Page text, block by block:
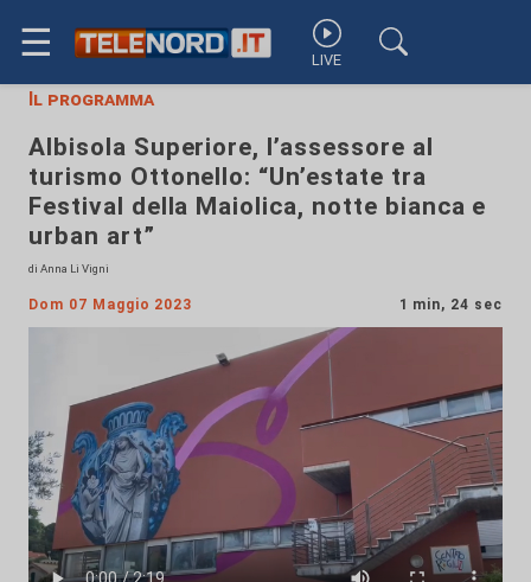
☰ LIVE
Il programma
Albisola Superiore, l’assessore al
turismo Ottonello: “Un’estate tra
Festival della Maiolica, notte bianca e
urban art”
di Anna Li Vigni
Dom 07 Maggio 2023 1 min, 24 sec